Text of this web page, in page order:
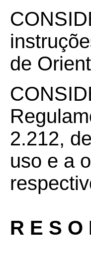
de
2.212,
uso e a
R E S O